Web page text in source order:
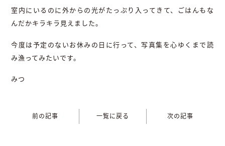
室内にいるのに外からの光がたっぷり入ってきて、ごはんもな
んだかキラキラ見えました。
今度は予定のないお休みの日に行って、写真集を心ゆくまで読
み漁ってみたいです。
みつ
前の記事 一覧に戻る 次の記事